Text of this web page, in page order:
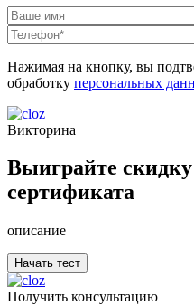
Нажимая на кнопку, вы
обработку персональных
Викторина
Выиграйте
сертификата
описание
Получить консультацию